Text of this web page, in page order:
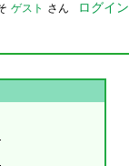
ゲスト さん ログイン